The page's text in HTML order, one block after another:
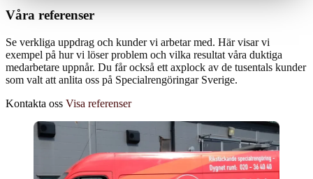
Våra referenser
Se verkliga uppdrag och kunder vi arbetar med. Här visar vi
exempel på hur vi löser problem och vilka resultat våra duktiga
medarbetare uppnår. Du får också ett axplock av de tusentals kunder
som valt att anlita oss på Specialrengöringar Sverige.
Kontakta oss Visa referenser